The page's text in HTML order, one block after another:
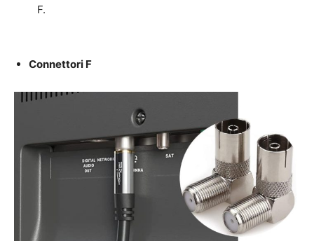
F.
Connettori F